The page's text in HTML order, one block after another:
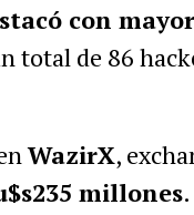
con
total de 86
WazirX,
millones.